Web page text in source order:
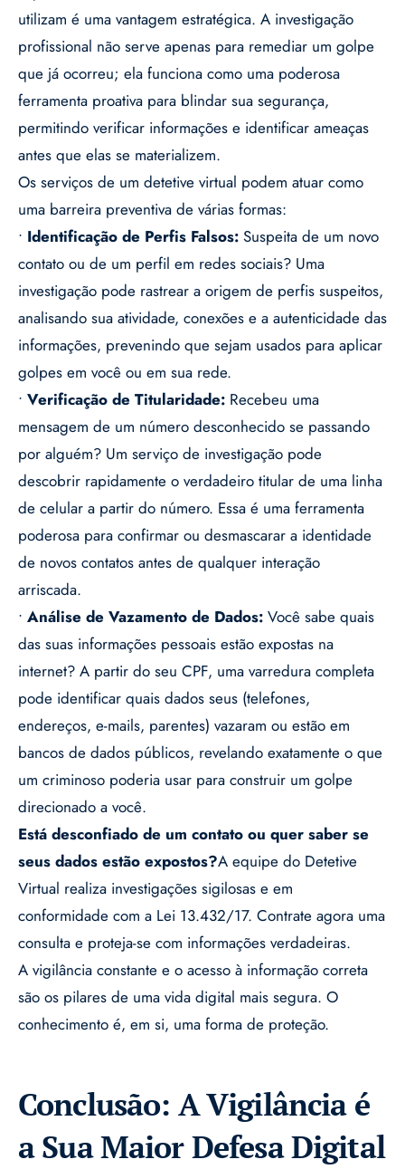
utilizam é uma vantagem estratégica. A investigação
profissional não serve apenas para remediar um golpe
que já ocorreu; ela funciona como uma poderosa
ferramenta proativa para blindar sua segurança,
permitindo verificar informações e identificar ameaças
antes que elas se materializem.
Os serviços de um detetive virtual podem atuar como
uma barreira preventiva de várias formas:
• Identificação de Perfis Falsos: Suspeita de um novo
contato ou de um perfil em redes sociais? Uma
investigação pode rastrear a origem de perfis suspeitos,
analisando sua atividade, conexões e a autenticidade das
informações, prevenindo que sejam usados para aplicar
golpes em você ou em sua rede.
• Verificação de Titularidade: Recebeu uma
mensagem de um número desconhecido se passando
por alguém? Um serviço de investigação pode
descobrir rapidamente o verdadeiro titular de uma linha
de celular a partir do número. Essa é uma ferramenta
poderosa para confirmar ou desmascarar a identidade
de novos contatos antes de qualquer interação
arriscada.
• Análise de Vazamento de Dados: Você sabe quais
das suas informações pessoais estão expostas na
internet? A partir do seu CPF, uma varredura completa
pode identificar quais dados seus (telefones,
endereços, e-mails, parentes) vazaram ou estão em
bancos de dados públicos, revelando exatamente o que
um criminoso poderia usar para construir um golpe
direcionado a você.
Está desconfiado de um contato ou quer saber se
seus dados estão expostos?A equipe do Detetive
Virtual realiza investigações sigilosas e em
conformidade com a Lei 13.432/17. Contrate agora uma
consulta e proteja-se com informações verdadeiras.
A vigilância constante e o acesso à informação correta
são os pilares de uma vida digital mais segura. O
conhecimento é, em si, uma forma de proteção.
Conclusão: A Vigilância é
a Sua Maior Defesa Digital